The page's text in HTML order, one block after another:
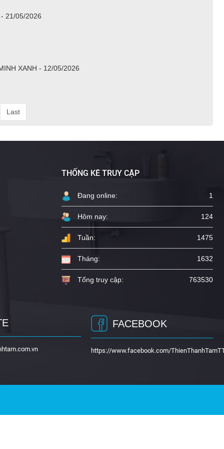
21/05/2026
XANH - 12/05/2026
Last
THỐNG KÊ TRUY CẬP
Đang online: 1
Hôm nay: 124
Tuần: 1475
Tháng: 1632
Tổng truy cập: 763530
FACEBOOK
https://www.facebook.com/